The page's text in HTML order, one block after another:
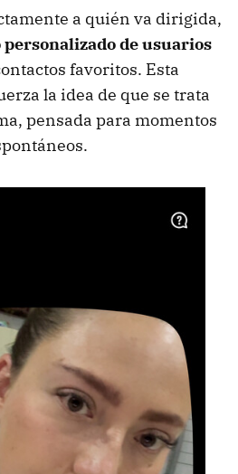
a quién va dirigida,
de usuarios
favoritos. Esta
la idea de que se trata
pensada para momentos